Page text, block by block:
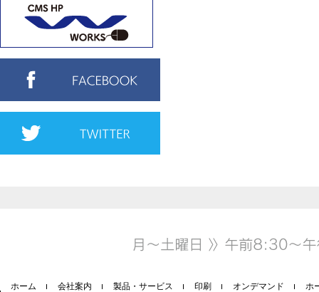
ホーム 会社案内 製品・サービス 印刷 オンデマンド
ホ